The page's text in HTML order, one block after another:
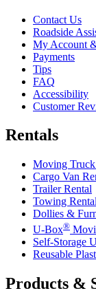
Contact Us
Roadside
My Account
Payments
Tips
FAQ
Accessibility
Customer
Rentals
Moving Truck
Cargo Van
Trailer Rental
Towing Rental
Dollies &
U-Box®
Self-Storage
Reusable
Products &